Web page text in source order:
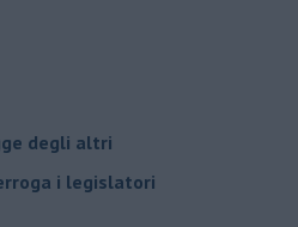
degli altri
i legislatori